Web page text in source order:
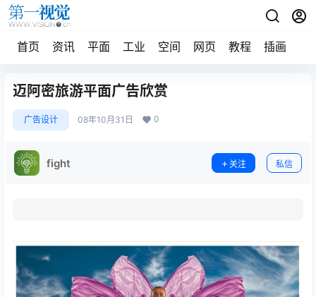
首页 资讯 平面 工业 空间 网页 教程 插画
迈阿密旅游平面广告欣赏
广告设计 08年10月31日 0
fight 关注 私信